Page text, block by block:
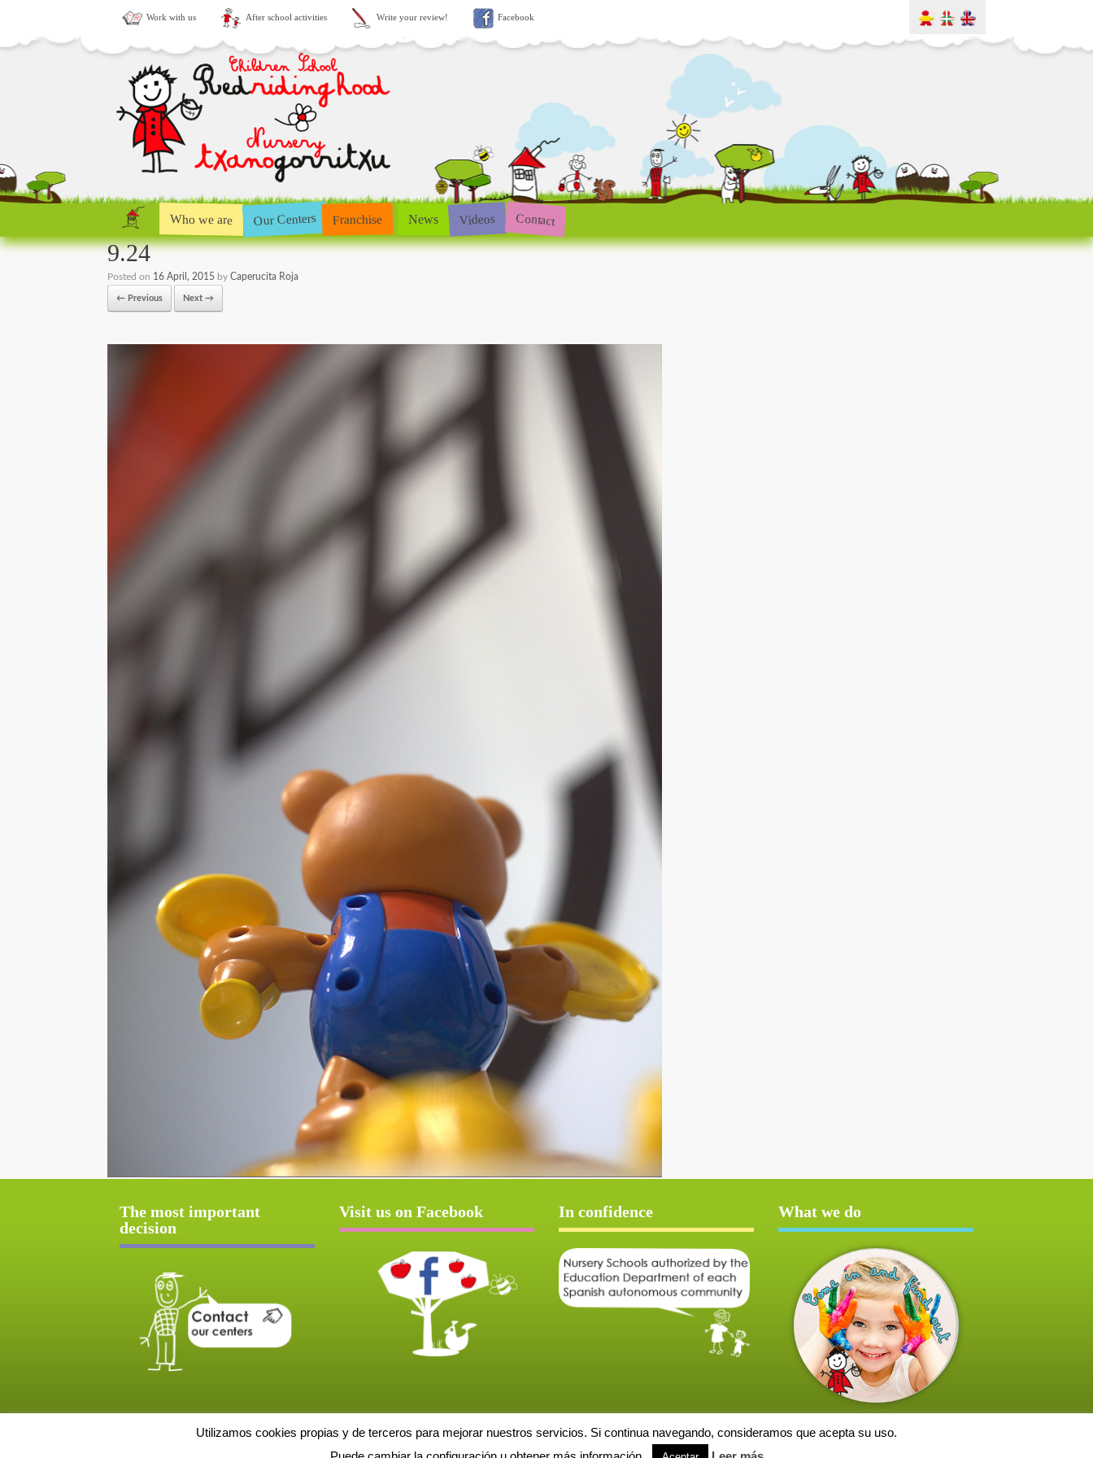
Work with us After school activities Write your review! Facebook
Who we are Our Centers Franchise News Videos Contact
9.24
Posted on 16 April, 2015 by Caperucita Roja
← Previous Next →
The most important
decision
Visit us on Facebook In confidence What we do
Utilizamos cookies propias y de terceros para mejorar nuestros servicios. Si continua navegando, consideramos que acepta su uso.
Aviso Legal Política de cookies Protección de datos Solicitud de baja